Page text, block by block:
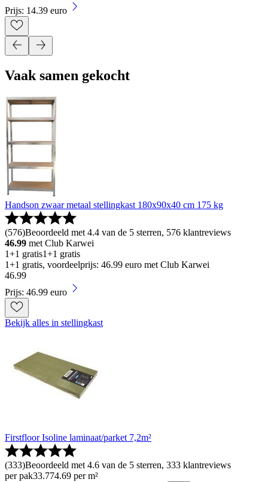
Prijs: 14.39 euro
Vaak samen gekocht
Handson zwaar metaal stellingkast 180x90x40 cm 175 kg
(576)Beoordeeld met 4.4 van de 5 sterren, 576 klantreviews
46.99 met Club Karwei
1+1 gratis1+1 gratis
1+1 gratis, voordeelprijs: 46.99 euro met Club Karwei
46.99
Prijs: 46.99 euro
Bekijk alles in stellingkast
Firstfloor Isoline laminaat/parket 7,2m²
(333)Beoordeeld met 4.6 van de 5 sterren, 333 klantreviews
per pak33.774.69 per m²